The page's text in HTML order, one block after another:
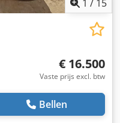
1 / 15
€ 16.500
Vaste prijs excl. btw
Bellen